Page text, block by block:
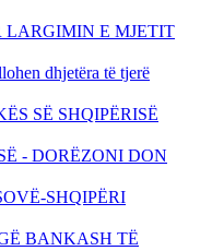
LARGIMIN E MJETIT
dhjetëra të tjerë
SË SHQIPËRISË
- DORËZONI DON
SHQIPËRI
BANKASH TË